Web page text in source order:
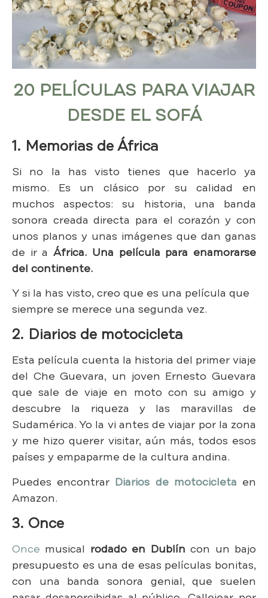
20 PELÍCULAS PARA VIAJAR
DESDE EL SOFÁ
1. Memorias de África
Si no la has visto tienes que hacerlo ya
mismo. Es un clásico por su calidad en
muchos aspectos: su historia, una banda
sonora creada directa para el corazón y con
unos planos y unas imágenes que dan ganas
de ir aÁfrica. Una película para enamorarse
del continente.
Y si la has visto, creo que es una película que
siempre se merece una segunda vez.
2. Diarios de motocicleta
Esta película cuenta la historia del primer viaje
del Che Guevara, un joven Ernesto Guevara
que sale de viaje en moto con su amigo y
descubre la riqueza y las maravillas de
Sudamérica. Yo la vi antes de viajar por la zona
y me hizo querer visitar, aún más, todos esos
países y empaparme de la cultura andina.
Puedes encontrar Diarios de motocicleta en
Amazon.
3. Once
Once musical rodado en Dublín con un bajo
presupuesto es una de esas películas bonitas,
con una banda sonora genial, que suelen